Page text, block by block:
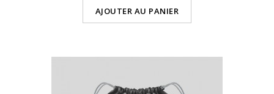
AJOUTER AU PANIER